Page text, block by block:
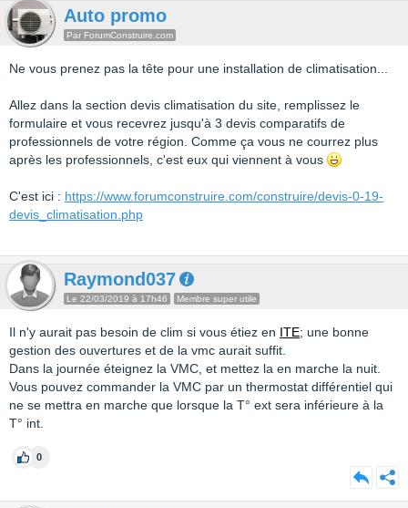
Auto promo
Par ForumConstruire.com
Ne vous prenez pas la tête pour une installation de climatisation...
Allez dans la section devis climatisation du site, remplissez le
formulaire et vous recevrez jusqu'à 3 devis comparatifs de
professionnels de votre région. Comme ça vous ne courrez plus
après les professionnels, c'est eux qui viennent à vous
C'est ici : https://www.forumconstruire.com/construire/devis-0-19-
devis_climatisation.php
Raymond037
Le 22/03/2019 à 17h46 Membre super utile
Il n'y aurait pas besoin de clim si vous étiez en ITE; une bonne
gestion des ouvertures et de la vmc aurait suffit.
Dans la journée éteignez la VMC, et mettez la en marche la nuit.
Vous pouvez commander la VMC par un thermostat différentiel qui
ne se mettra en marche que lorsque la T° ext sera inférieure à la
T° int.
0